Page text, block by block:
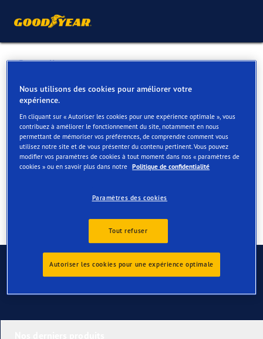
Retour liste
GENIE ROUTE SPRL
Services disponibles en ligne et en magasin
Contact Services
Contactez-nous
Nous utilisons des cookies pour améliorer votre
expérience.
En cliquant sur « Autoriser les cookies pour une expérience optimale », vous
contribuez à améliorer le fonctionnement du site, notamment en nous
permettant de mémoriser vos préférences, de comprendre comment vous
utilisez notre site et de vous présenter du contenu pertinent. Vous pouvez
modifier vos paramètres de cookies à tout moment dans nos « paramètres de
cookies » ou en savoir plus dans notre Politique de confidentialité
Paramètres des cookies
Tout refuser
Autoriser les cookies pour une expérience optimale